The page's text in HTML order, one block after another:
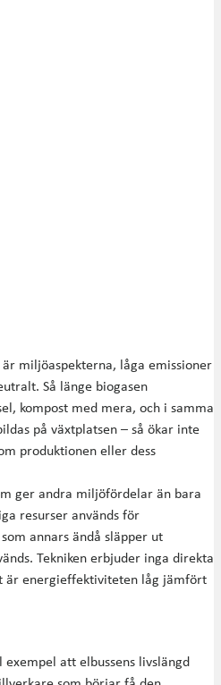
miljöaspekterna, låga emissioner
Så länge biogasen
kompost med mera, och i samma
på växtplatsen – så ökar inte
produktionen eller dess
ger andra miljöfördelar än bara
resurser används för
annars ändå släpper ut
Tekniken erbjuder inga direkta
är energieffektiviteten låg jämfört
att elbussens livslängd